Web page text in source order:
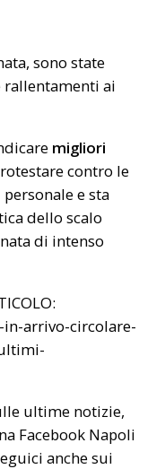
sono state
rallentamenti ai
migliori
contro le
e sta
dello scalo
di intenso
arrivo-circolare-
ultime notizie,
Facebook Napoli
anche sui